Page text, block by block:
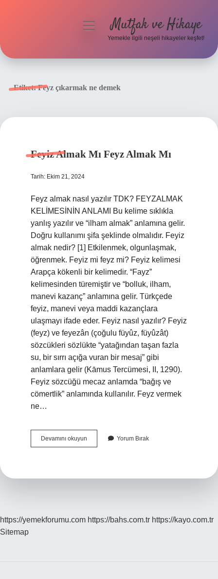
menüyüMutfak ve Hikaye
Yemekle ilgili neşeli hikayeler keşfet!
Etiket:Feyz çıkarmak ne demek
Feyiz Almak Mı Feyz Almak Mı
Tarih: Ekim 21, 2024
Feyz almak nasıl yazılır TDK? FEYZALMAK
KELİMESİNİN ANLAMI Bu kelime sıklıkla
yanlış yazılır ve “ilham almak” anlamına gelir.
Doğru kullanımı şifa şeklinde olmalıdır. Feyiz
almak nedir? [1] Etkilenmek, olgunlaşmak,
öğrenmek. Feyiz mi feyz mi? Feyiz kelimesi
Arapça kökenli bir kelimedir. “Fayz”
kelimesinden türemiştir ve “bolluk, ilham,
manevi kazanç” anlamına gelir. Türkçede
feyiz, manevi veya maddi kazançlara
ulaşmayı ifade eder. Feyiz nasıl yazılır? Feyiz
(feyz) ve feyezân (çoğulu füyûz, füyûzât)
sözcükleri sözlükte “yatağından taşan fazla
su, bir sırrı açığa vuran bir mesaj” gibi
anlamlara gelir (Kāmus Tercümesi, II, 1290).
Feyiz sözcüğü mecaz anlamda “bağış ve
cömertlik” anlamında kullanılır. Feyz vermek
ne…
Devamını okuyun
Almak
Yorum Bırak
https://yemekforumu.com https://bahs.com.tr https://kayo.com.tr
Sitemap